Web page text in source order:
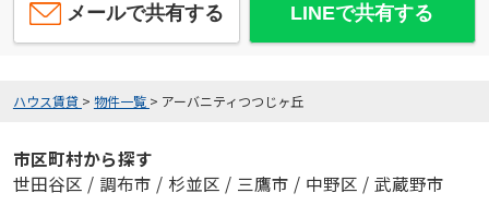
メールで共有する LINEで共有する
ハウス賃貸 > 物件一覧 > アーバニティつつじヶ丘
市区町村から探す
世田谷区 / 調布市 / 杉並区 / 三鷹市 / 中野区 / 武蔵野市